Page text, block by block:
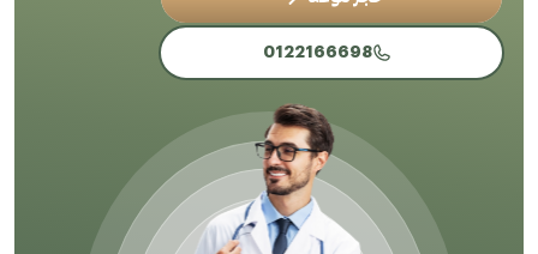
0122166698